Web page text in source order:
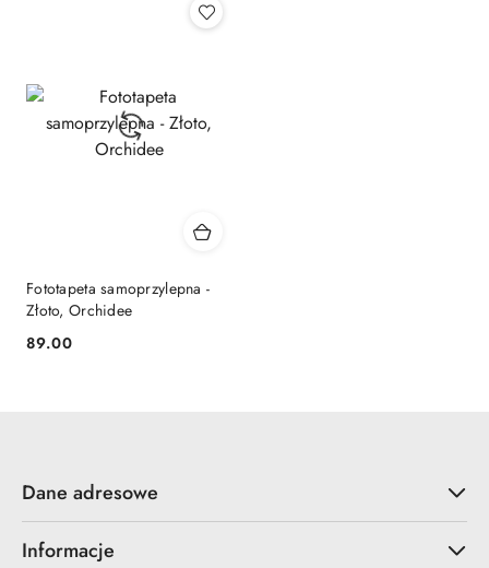
Fototapeta samoprzylepna -
Złoto, Orchidee
Cena:
89.00
Dane adresowe
Informacje